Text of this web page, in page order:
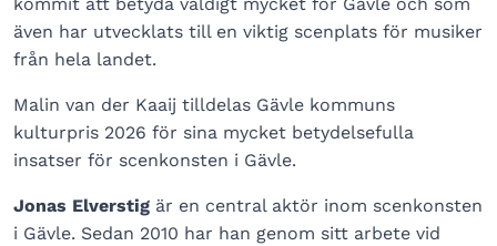
även har utvecklats till en viktig scenplats för musiker
från hela landet.
Malin van der Kaaij tilldelas Gävle kommuns
kulturpris 2026 för sina mycket betydelsefulla
insatser för scenkonsten i Gävle.
Jonas Elverstig är en central aktör inom scenkonsten
i Gävle. Sedan 2010 har han genom sitt arbete vid